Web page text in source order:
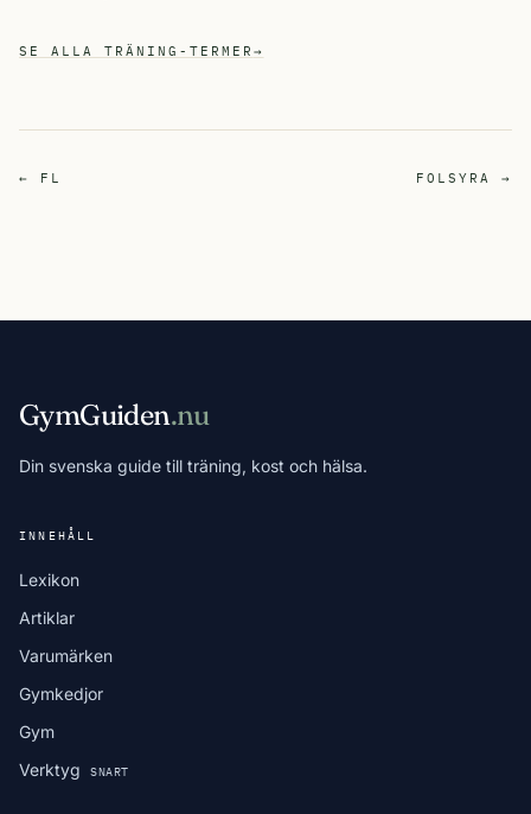
SE ALLA TRÄNING-TERMER →
← FL FOLSYRA →
GymGuiden.nu
Din svenska guide till träning, kost och hälsa.
INNEHÅLL
Lexikon
Artiklar
Varumärken
Gymkedjor
Gym
Verktyg
SNART